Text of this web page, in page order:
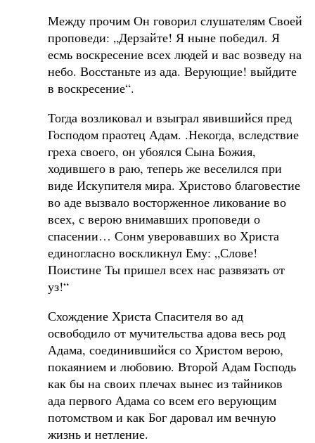
Между прочим Он говорил слушателям Своей
проповеди: „Дерзайте! Я ныне победил. Я
есмь воскресение всех людей и вас возведу на
небо. Восстаньте из ада. Верующие! выйдите
в воскресение“.
Тогда возликовал и взыграл явившийся пред
Господом праотец Адам. .Некогда, вследствие
греха своего, он убоялся Сына Божия,
ходившего в раю, теперь же веселился при
виде Искупителя мира. Христово благовестие
во аде вызвало восторженное ликование во
всех, с верою внимавших проповеди о
спасении… Сонм уверовавших во Христа
единогласно воскликнул Ему: „Слове!
Поистине Ты пришел всех нас развязать от
уз!“
Схождение Христа Спасителя во ад
освободило от мучительства адова весь род
Адама, соединившийся со Христом верою,
покаянием и любовию. Второй Адам Господь
как бы на своих плечах вынес из тайников
ада первого Адама со всем его верующим
потомством и как Бог даровал им вечную
жизнь и нетление.